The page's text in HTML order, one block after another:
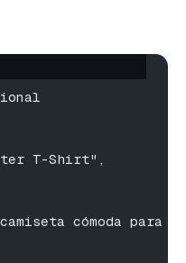
T-Shirt",
cómoda para